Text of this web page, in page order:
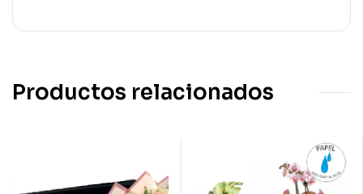
Productos relacionados